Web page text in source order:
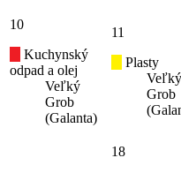
10
Kuchynský
odpad a olej
Veľký
Grob
(Galanta)
11
Plasty
Veľký
Grob
18